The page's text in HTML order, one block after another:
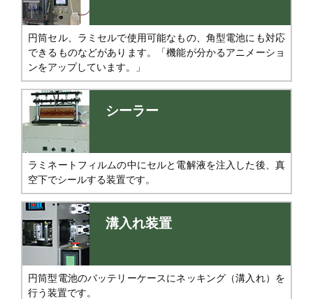
円筒セル、ラミセルで使用可能なもの、角型電池にも対応
できるものなどがあります。「機能が分かるアニメーショ
ンをアップしています。」
シーラー
ラミネートフィルムの中にセルと電解液を注入した後、真
空下でシールする装置です。
溝入れ装置
円筒型電池のバッテリーケースにネッキング（溝入れ）を
行う装置です。